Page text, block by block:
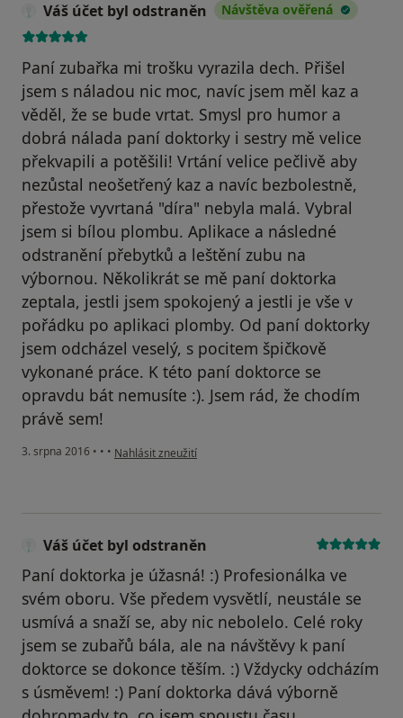
Váš účet byl odstraněn Návštěva ověřená
Paní zubařka mi trošku vyrazila dech. Přišel
jsem s náladou nic moc, navíc jsem měl kaz a
věděl, že se bude vrtat. Smysl pro humor a
dobrá nálada paní doktorky i sestry mě velice
překvapili a potěšili! Vrtání velice pečlivě aby
nezůstal neošetřený kaz a navíc bezbolestně,
přestože vyvrtaná "díra" nebyla malá. Vybral
jsem si bílou plombu. Aplikace a následné
odstranění přebytků a leštění zubu na
výbornou. Několikrát se mě paní doktorka
zeptala, jestli jsem spokojený a jestli je vše v
pořádku po aplikaci plomby. Od paní doktorky
jsem odcházel veselý, s pocitem špičkově
vykonané práce. K této paní doktorce se
opravdu bát nemusíte :). Jsem rád, že chodím
právě sem!
3. srpna 2016 • • • podle názoru uživatele Váš účet byl odstraněn
Nahlásit zneužití
Váš účet byl odstraněn
Paní doktorka je úžasná! :) Profesionálka ve
svém oboru. Vše předem vysvětlí, neustále se
usmívá a snaží se, aby nic nebolelo. Celé roky
jsem se zubařů bála, ale na návštěvy k paní
doktorce se dokonce těším. :) Vždycky odcházím
s úsměvem! :) Paní doktorka dává výborně